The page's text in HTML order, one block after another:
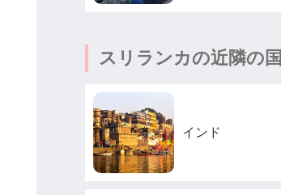
スリランカの近隣の国
インド